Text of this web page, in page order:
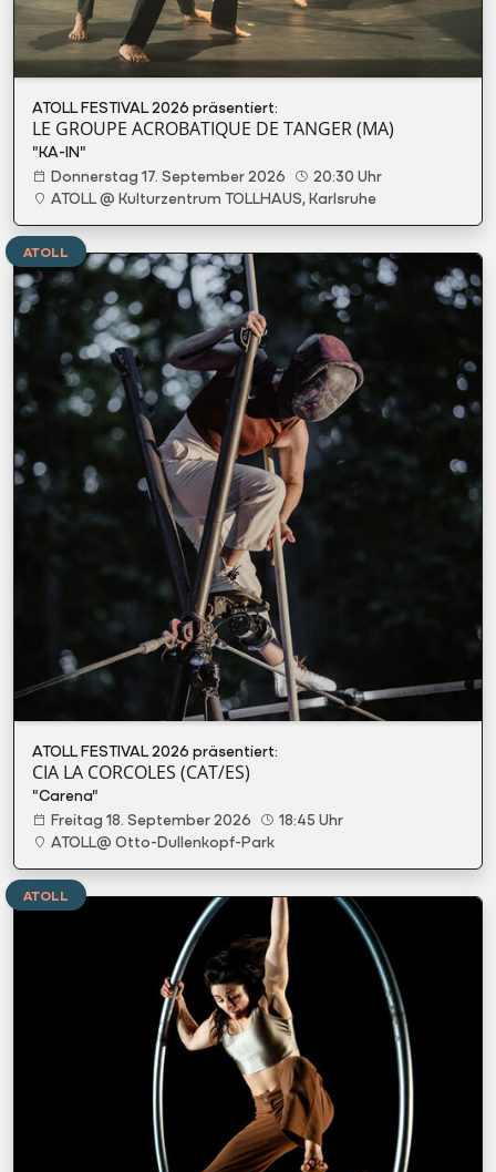
ATOLL FESTIVAL 2026 präsentiert:
LE GROUPE ACROBATIQUE DE TANGER (MA)
"KA-IN"
Donnerstag 17. September 2026
20:30 Uhr
ATOLL @ Kulturzentrum TOLLHAUS, Karlsruhe
ATOLL
ATOLL FESTIVAL 2026 präsentiert:
CIA LA CORCOLES (CAT/ES)
"Carena"
Freitag 18. September 2026
18:45 Uhr
ATOLL@ Otto-Dullenkopf-Park
ATOLL